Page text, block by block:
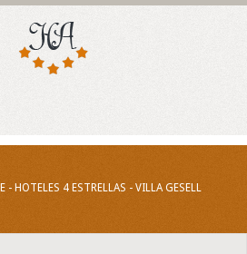
- HOTELES 4 ESTRELLAS - VILLA GESELL